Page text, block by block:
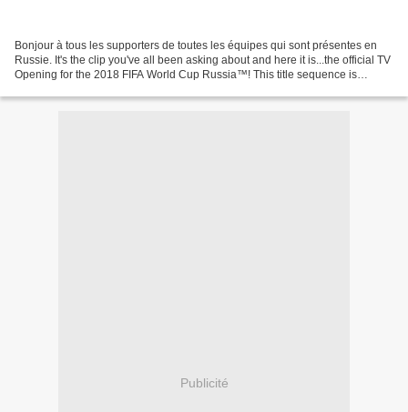
Bonjour à tous les supporters de toutes les équipes qui sont présentes en
Russie. It's the clip you've all been asking about and here it is...the official TV
Opening for the 2018 FIFA World Cup Russia™! This title sequence is
Publicité